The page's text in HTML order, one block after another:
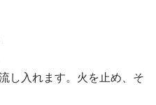
し入れます。火を止め、そ